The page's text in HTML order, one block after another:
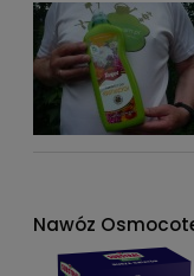
Nawóz